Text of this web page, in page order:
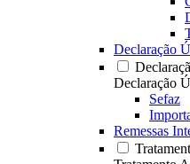
Declaração
Declaração
Sefaz
Remessas